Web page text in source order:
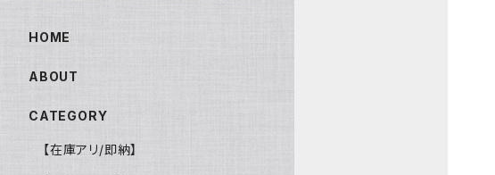
HOME
ABOUT
CATEGORY
【在庫アリ/即納】